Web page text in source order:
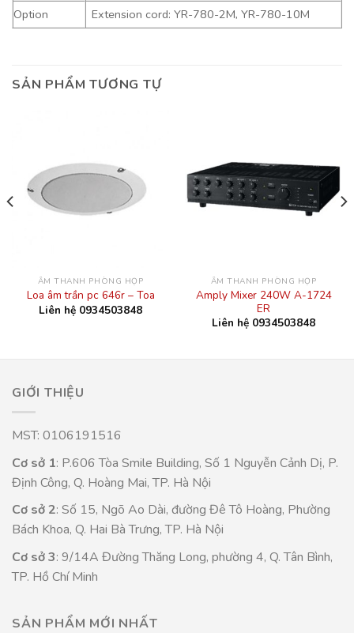
Option
Extension cord: YR-780-2M, YR-780-10M
SẢN PHẨM TƯƠNG TỰ
ÂM THANH PHÒNG HỌP
Loa âm trần pc 646r – Toa
Liên hệ 0934503848
ÂM THANH PHÒNG HỌP
Amply Mixer 240W A-1724
ER
Liên hệ 0934503848
GIỚI THIỆU
MST: 0106191516
Cơ sở 1: P.606 Tòa Smile Building, Số 1 Nguyễn Cảnh Dị, P.
Định Công, Q. Hoàng Mai, TP. Hà Nội
Cơ sở 2: Số 15, Ngõ Ao Dài, đường Đê Tô Hoàng, Phường
Bách Khoa, Q. Hai Bà Trưng, TP. Hà Nội
Cơ sở 3: 9/14A Đường Thăng Long, phường 4, Q. Tân Bình,
TP. Hồ Chí Minh
SẢN PHẨM MỚI NHẤT